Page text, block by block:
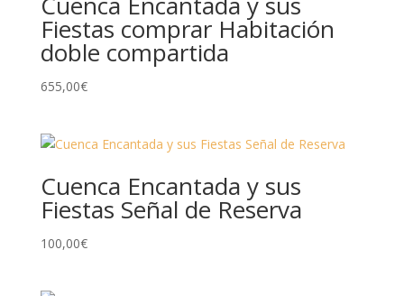
Fiestas comprar Habitación
doble compartida
655,00€
Cuenca Encantada y sus
Fiestas Señal de Reserva
100,00€